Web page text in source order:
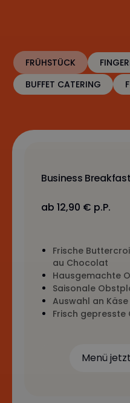
FRÜHSTÜCK
BUFFET CATERING
Business
ab 12,90 € p.P.
Frische
au Chocolat
Hausgemachte
Saisonale
Auswahl an
Frisch
Menü